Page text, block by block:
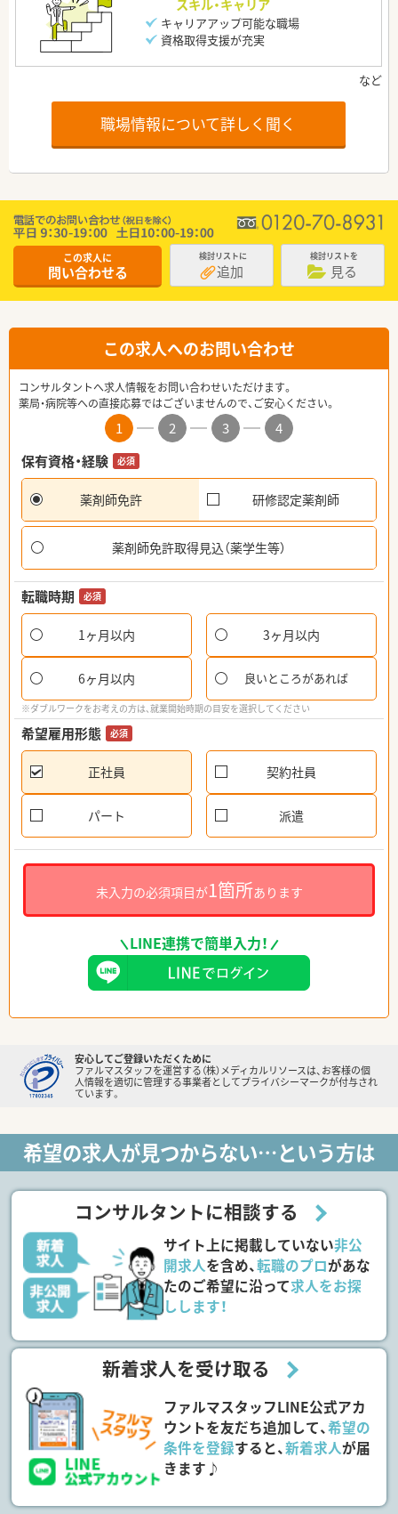
スキル・キャリア
キャリアアップ可能な職場
資格取得支援が充実
職場情報について詳しく聞く
この求人に
問い合わせる
検討リストに
追加
検討リストを
見る
この求人へのお問い合わせ
コンサルタントへ求人情報をお問い合わせいただけます。
薬局・病院等への直接応募ではございませんので、ご安心ください。
1 2 3
4
保有資格・経験
必須
薬剤師免許 研修認定薬剤師
薬剤師免許取得見込（薬学生等）
転職時期 必須
1ヶ月以内 3ヶ月以内
6ヶ月以内 良いところがあれば
※ダブルワークをお考えの方は、就業開始時期の目安を選択してください
希望雇用形態 必須
正社員 契約社員
パート 派遣
未入力の必須項目が1箇所あります
LINE連携で簡単入力！
安心してご登録いただくために
ファルマスタッフを運営する（株）メディカルリソースは、お客様の個
人情報を適切に管理する事業者としてプライバシーマークが付与され
ています。
希望の求人が見つからない…という方は
コンサルタントに相談する
サイト上に掲載していない非公
開求人を含め、転職のプロがあな
たのご希望に沿って求人をお探
しします！
新着求人を受け取る
ファルマスタッフLINE公式アカ
ウントを友だち追加して、希望の
条件を登録すると、新着求人が届
きます♪